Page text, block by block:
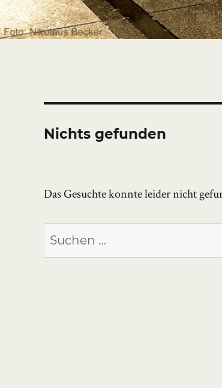
Nichts gefunden
Das Gesuchte konnte leider nicht
Suchen
nach: